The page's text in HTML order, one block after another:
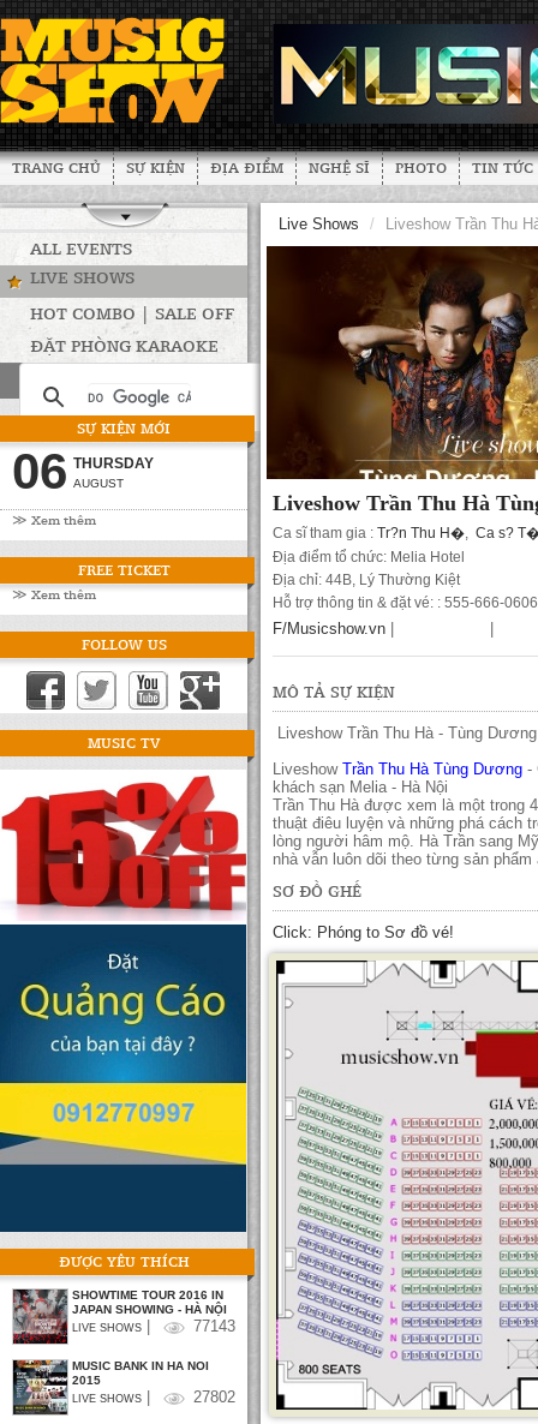
TRANG CHỦ SỰ KIỆN ĐỊA ĐIỂM NGHỆ SĨ PHOTO TIN TỨC
ALL EVENTS
LIVE SHOWS
HOT COMBO | SALE OFF
ĐẶT PHÒNG KARAOKE
SỰ KIỆN MỚI
06 THURSDAY
AUGUST
≫ Xem thêm
FREE TICKET
≫ Xem thêm
FOLLOW US
MUSIC TV
ĐƯỢC YÊU THÍCH
SHOWTIME TOUR 2016 IN
JAPAN SHOWING - HÀ NỘI
LIVE SHOWS 77143
MUSIC BANK IN HA NOI
2015
LIVE SHOWS 27802
Live Shows / Liveshow Trần Thu
Liveshow Trần Thu Hà
Ca sĩ tham gia : Tr?n Thu H�, Ca s?
Địa điểm tổ chức: Melia Hotel
Địa chỉ: 44B, Lý Thường Kiệt
Hỗ trợ thông tin & đặt vé: : 555-666-0606
F/Musicshow.vn
MÔ TẢ SỰ KIỆN
Liveshow Trần Thu Hà - Tùng
Liveshow Trần Thu Hà Tùng Dương -
khách sạn Melia - Hà Nội
Trần Thu Hà được xem là một trong
thuật điêu luyện và những phá cách
lòng người hâm mộ. Hà Trần sang
nhà vẫn luôn dõi theo từng sản
SƠ ĐỒ GHẾ
Click: Phóng to Sơ đồ vé!